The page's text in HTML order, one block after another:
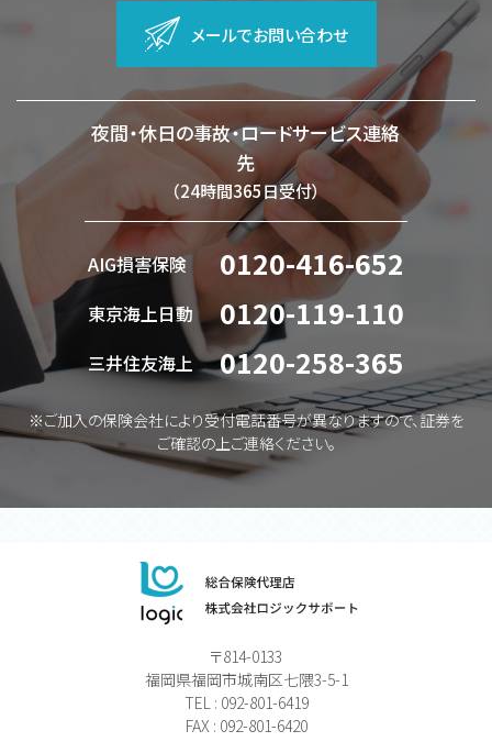
メールでお問い合わせ
夜間・休日の事故・ロードサービス連絡
先
（24時間365日受付）
AIG損害保険 0120-416-652
東京海上日動 0120-119-110
三井住友海上 0120-258-365
※ご加入の保険会社により受付電話番号が異なりますので、証券を
ご確認の上ご連絡ください。
〒814-0133
福岡県福岡市城南区七隈3-5-1
TEL : 092-801-6419
FAX : 092-801-6420